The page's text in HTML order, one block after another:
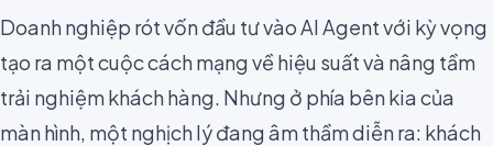
Doanh nghiệp rót vốn đầu tư vào AI Agent với kỳ vọng
tạo ra một cuộc cách mạng về hiệu suất và nâng tầm
trải nghiệm khách hàng. Nhưng ở phía bên kia của
màn hình, một nghịch lý đang âm thầm diễn ra: khách